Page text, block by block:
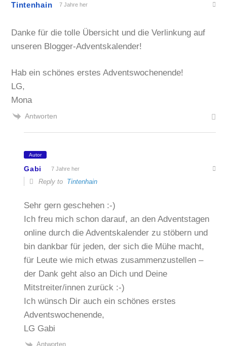
Tintenhain 7 Jahre her
Danke für die tolle Übersicht und die Verlinkung auf
unseren Blogger-Adventskalender!
Hab ein schönes erstes Adventswochenende!
LG,
Mona
Antworten
Autor
Gabi 7 Jahre her
Reply to Tintenhain
Sehr gern geschehen :-)
Ich freu mich schon darauf, an den Adventstagen
online durch die Adventskalender zu stöbern und
bin dankbar für jeden, der sich die Mühe macht,
für Leute wie mich etwas zusammenzustellen –
der Dank geht also an Dich und Deine
Mitstreiter/innen zurück :-)
Ich wünsch Dir auch ein schönes erstes
Adventswochenende,
LG Gabi
Antworten